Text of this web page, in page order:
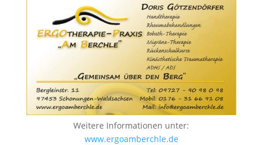
Weitere Informationen unter:
www.ergoamberchle.de